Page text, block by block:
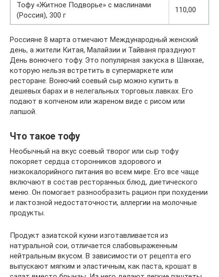
Тофу «Житное Подворье» с маслинами
(Россия), 300 г
110,00
Россияне 8 марта отмечают Международный женский
день, а жители Китая, Малайзии и Тайваня празднуют
День вонючего тофу. Это популярная закуска в Шанхае,
которую нельзя встретить в супермаркете или
ресторане. Вонючий соевый сыр можно купить в
дешевых барах и в нелегальных торговых лавках. Его
подают в копченом или жареном виде с рисом или
лапшой.
Что такое тофу
Необычный на вкус соевый творог или сыр тофу
покоряет сердца сторонников здорового и
низкокалорийного питания во всем мире. Его все чаще
включают в состав ресторанных блюд, диетического
меню. Он помогает разнообразить рацион при похудении
и лактозной недостаточности, аллергии на молочные
продукты.
Продукт азиатской кухни изготавливается из
натуральной сои, отличается слабовыраженным
нейтральным вкусом. В зависимости от рецепта его
выпускают мягким и эластичным, как паста, крошат в